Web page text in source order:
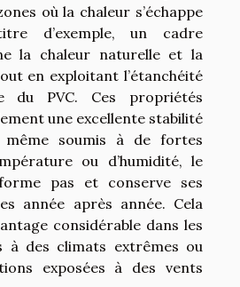
où la chaleur s’échappe
d’exemple, un cadre
la chaleur naturelle et la
en exploitant l’étanchéité
du PVC. Ces propriétés
une excellente stabilité
même soumis à de fortes
ou d’humidité, le
pas et conserve ses
année après année. Cela
considérable dans les
à des climats extrêmes ou
exposées à des vents